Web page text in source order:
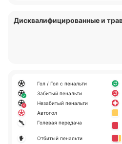
Дисквалифицированные и
Гол / Гол с пенальти
Забитый пенальти
Незабитый пенальти
Автогол
Голевая передача
Отбитый пенальти